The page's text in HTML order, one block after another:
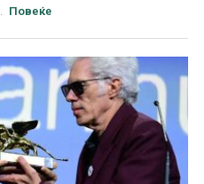
Повеќе